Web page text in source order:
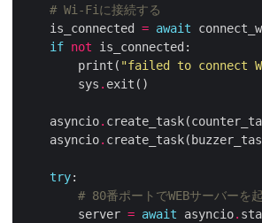
# Wi-Fiに接続する
    is_connected
= await
if not
        print(
"failed to connect
        sys
.
    asyncio
.
    asyncio
.
try
# 80番ポートでWEBサーバーを
        server
= await asyncio.